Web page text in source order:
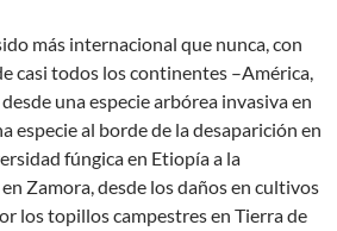
más internacional que nunca, con
casi todos los continentes –América,
una especie arbórea invasiva en
especie al borde de la desaparición en
fúngica en Etiopía a la
Zamora, desde los daños en cultivos
los topillos campestres en Tierra de